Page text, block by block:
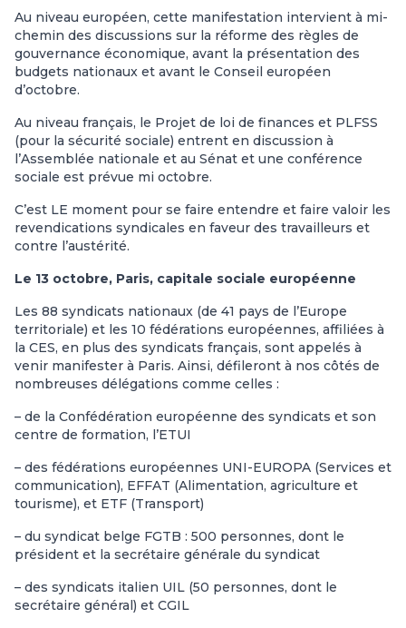
Au niveau européen, cette manifestation intervient à mi-
chemin des discussions sur la réforme des règles de
gouvernance économique, avant la présentation des
budgets nationaux et avant le Conseil européen
d’octobre.
Au niveau français, le Projet de loi de finances et PLFSS
(pour la sécurité sociale) entrent en discussion à
l’Assemblée nationale et au Sénat et une conférence
sociale est prévue mi octobre.
C’est LE moment pour se faire entendre et faire valoir les
revendications syndicales en faveur des travailleurs et
contre l’austérité.
Le 13 octobre, Paris, capitale sociale européenne
Les 88 syndicats nationaux (de 41 pays de l’Europe
territoriale) et les 10 fédérations européennes, affiliées à
la CES, en plus des syndicats français, sont appelés à
venir manifester à Paris. Ainsi, défileront à nos côtés de
nombreuses délégations comme celles :
– de la Confédération européenne des syndicats et son
centre de formation, l’ETUI
– des fédérations européennes UNI-EUROPA (Services et
communication), EFFAT (Alimentation, agriculture et
tourisme), et ETF (Transport)
– du syndicat belge FGTB : 500 personnes, dont le
président et la secrétaire générale du syndicat
– des syndicats italien UIL (50 personnes, dont le
secrétaire général) et CGIL